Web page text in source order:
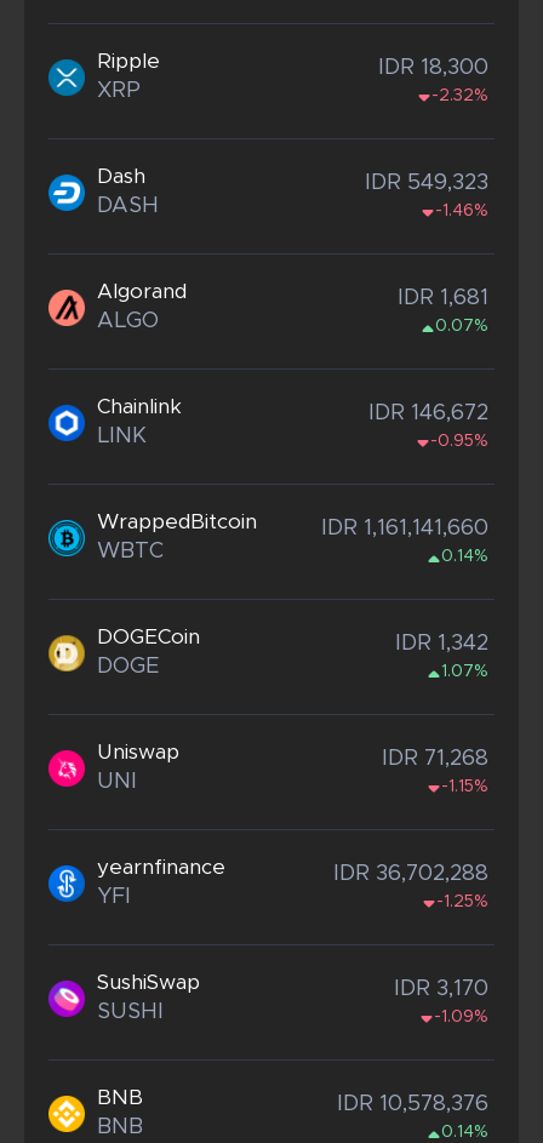
Ripple
XRP
IDR 18,300
-2.32%
Dash
DASH
IDR 549,323
-1.46%
Algorand
ALGO
IDR 1,681
0.07%
Chainlink
LINK
IDR 146,672
-0.95%
WrappedBitcoin
WBTC
IDR 1,161,141,660
0.14%
DOGECoin
DOGE
IDR 1,342
1.07%
Uniswap
UNI
IDR 71,268
-1.15%
yearnfinance
YFI
IDR 36,702,288
-1.25%
SushiSwap
SUSHI
IDR 3,170
-1.09%
BNB
BNB
IDR 10,578,376
0.14%